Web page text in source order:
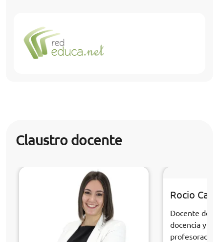
Claustro docente
Rocio
Docente de
docencia y
profesorado